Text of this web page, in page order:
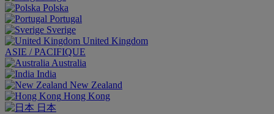
Polska
Portugal
Sverige
United Kingdom
ASIE / PACIFIQUE
Australia
India
New Zealand
Hong Kong
日本